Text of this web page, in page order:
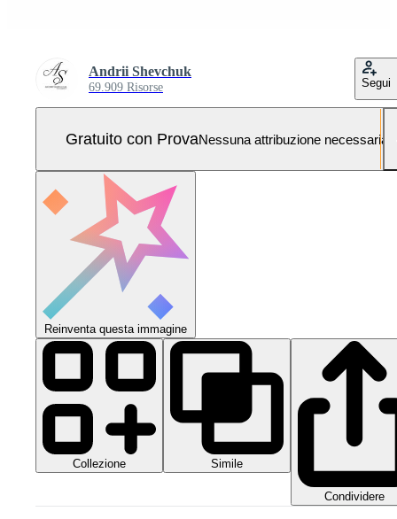
Andrii Shevchuk
69.909 Risorse Segui
Gratuito con ProvaNessuna attribuzione necessaria
Reinventa questa immagine
Collezione Simile
Condividere